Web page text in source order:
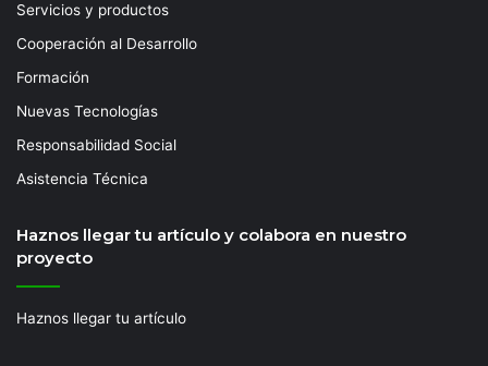
Servicios y productos
Cooperación al Desarrollo
Formación
Nuevas Tecnologías
Responsabilidad Social
Asistencia Técnica
Haznos llegar tu artículo y colabora en nuestro
proyecto
Haznos llegar tu artículo